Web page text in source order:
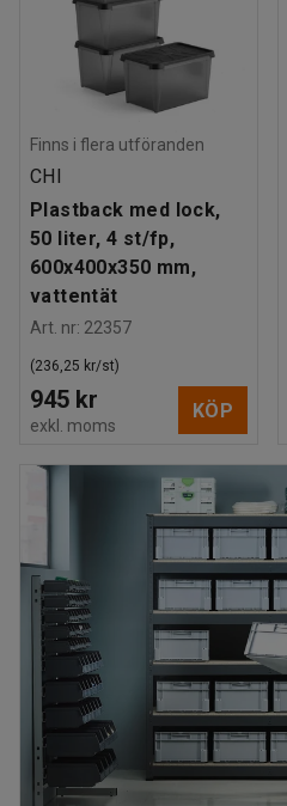
Finns i flera utföranden
CHI
Plastback med lock,
50 liter, 4 st/fp,
600x400x350 mm,
vattentät
Art. nr: 22357
945 kr
(236,25 kr/st)
exkl. moms
KÖP